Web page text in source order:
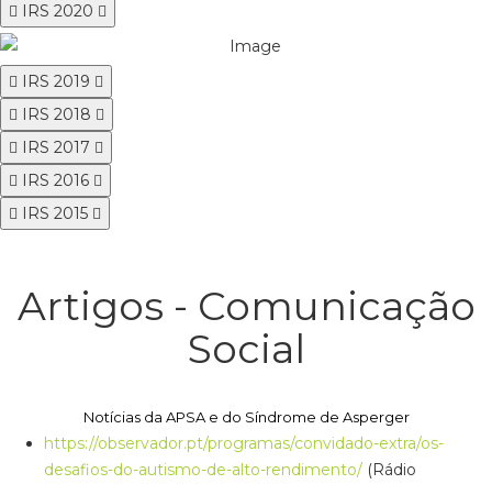
IRS 2020
IRS 2019
IRS 2018
IRS 2017
IRS 2016
IRS 2015
Artigos - Comunicação
Social
Notícias da APSA e do Síndrome de Asperger
https://observador.pt/programas/convidado-extra/os-
desafios-do-autismo-de-alto-rendimento/ (Rádio